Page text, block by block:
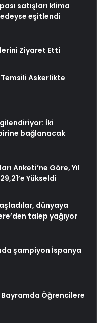
satışları klima
eşitlendi
Ziyaret Etti
Askerlikte
İki
bağlanacak
Anketi’ne Göre, Yıl
Yükseldi
dünyaya
talep yağıyor
şampiyon İspanya
Bayramda Öğrencilere